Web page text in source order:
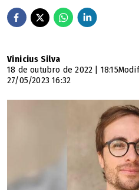
Vinicius Silva
18 de outubro de 2022 | 18:15
27/05/2023 16:32